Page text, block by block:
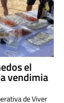
el
vendimia
de Viver